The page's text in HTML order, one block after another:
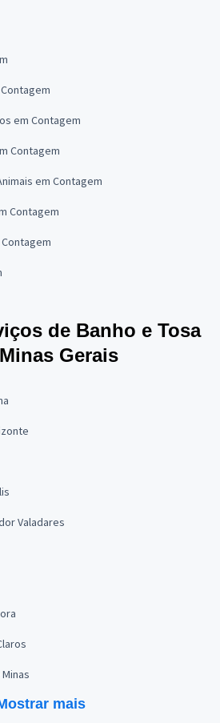
em Contagem
Contagem
em Contagem
Contagem
de Banho e Tosa
Gerais
Valadares
mais